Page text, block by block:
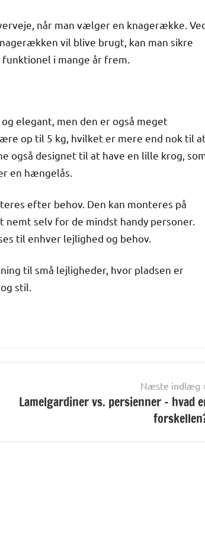
når man vælger en knagerække.
vil blive brugt, kan man sikre
i mange år frem.
elegant, men den er også meget
op til 5 kg, hvilket er mere end nok til
også designet til at have en lille krog,
en hængelås.
efter behov. Den kan monteres på
selv for de mindst handy personer.
til enhver lejlighed og behov.
til små lejligheder, hvor pladsen er
stil.
Næste indlæg
Lamelgardiner vs. persienner – hvad